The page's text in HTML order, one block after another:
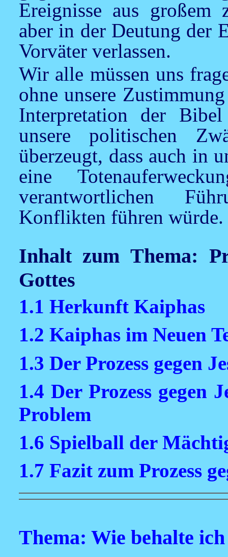
Ereignisse aus großem
aber in der Deutung der
Vorväter verlassen.
Wir alle müssen uns
ohne unsere
Interpretation der
unsere politischen
überzeugt, dass auch in
eine
verantwortlichen
Konflikten führen würde.
Inhalt zum Thema:
Gottes
1.1 Herkunft Kaiphas
1.2 Kaiphas im Neuen
1.3 Der Prozess gegen
1.4 Der Prozess gegen
Problem
1.6 Spielball der
1.7 Fazit zum Prozess
Thema: Wie behalte